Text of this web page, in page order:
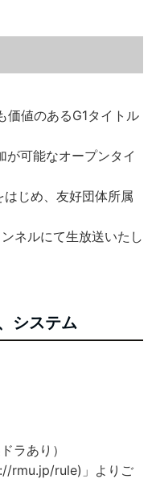
価値のあるG1タイトル
が可能なオープンタイ
じめ、友好団体所属
ネルにて生放送いたし
システム
ラあり）
rmu.jp/rule)」よりご